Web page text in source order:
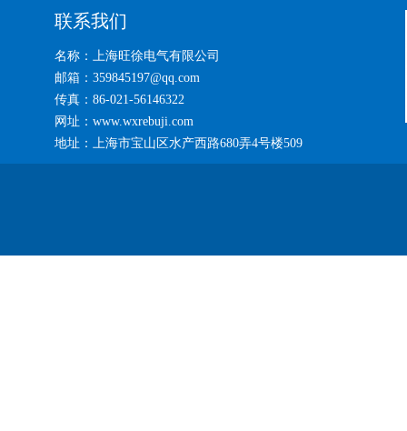
联系我们
名称：上海旺徐电气有限公司
邮箱：359845197@qq.com
传真：86-021-56146322
网址：www.wxrebuji.com
地址：上海市宝山区水产西路680弄4号楼509